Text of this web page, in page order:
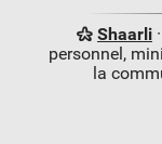
Shaarli
personnel,
la